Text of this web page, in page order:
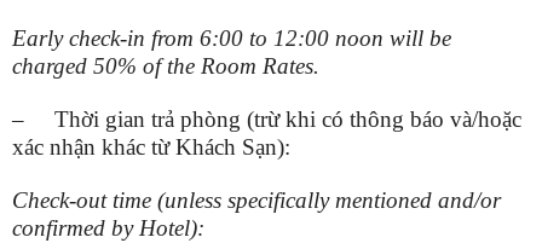
Early check-in from 6:00 to 12:00 noon will be
charged 50% of the Room Rates.
– Thời gian trả phòng (trừ khi có thông báo và/hoặc
xác nhận khác từ Khách Sạn):
Check-out time (unless specifically mentioned and/or
confirmed by Hotel):